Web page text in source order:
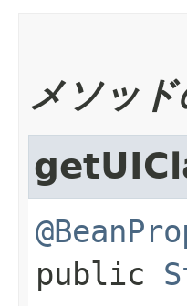
メソッ
public